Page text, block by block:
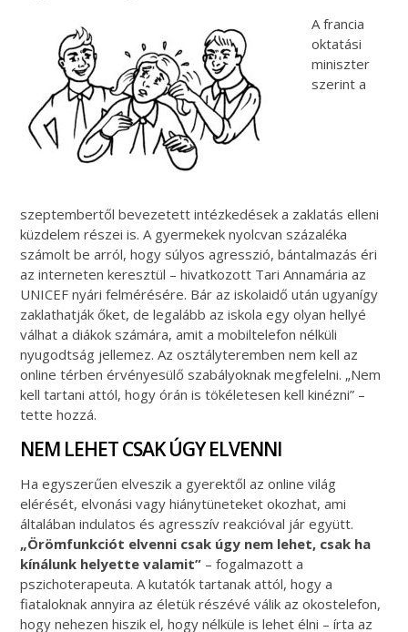
A francia
oktatási
miniszter
szerint a
szeptembertől bevezetett intézkedések a zaklatás elleni
küzdelem részei is. A gyermekek nyolcvan százaléka
számolt be arról, hogy súlyos agresszió, bántalmazás éri
az interneten keresztül – hivatkozott Tari Annamária az
UNICEF nyári felmérésére. Bár az iskolaidő után ugyanígy
zaklathatják őket, de legalább az iskola egy olyan hellyé
válhat a diákok számára, amit a mobiltelefon nélküli
nyugodtság jellemez. Az osztályteremben nem kell az
online térben érvényesülő szabályoknak megfelelni. „Nem
kell tartani attól, hogy órán is tökéletesen kell kinézni” –
tette hozzá.
NEM LEHET CSAK ÚGY ELVENNI
Ha egyszerűen elveszik a gyerektől az online világ
elérését, elvonási vagy hiánytüneteket okozhat, ami
általában indulatos és agresszív reakcióval jár együtt.
„Örömfunkciót elvenni csak úgy nem lehet, csak ha
kínálunk helyette valamit” – fogalmazott a
pszichoterapeuta. A kutatók tartanak attól, hogy a
fiataloknak annyira az életük részévé válik az okostelefon,
hogy nehezen hiszik el, hogy nélküle is lehet élni – írta az